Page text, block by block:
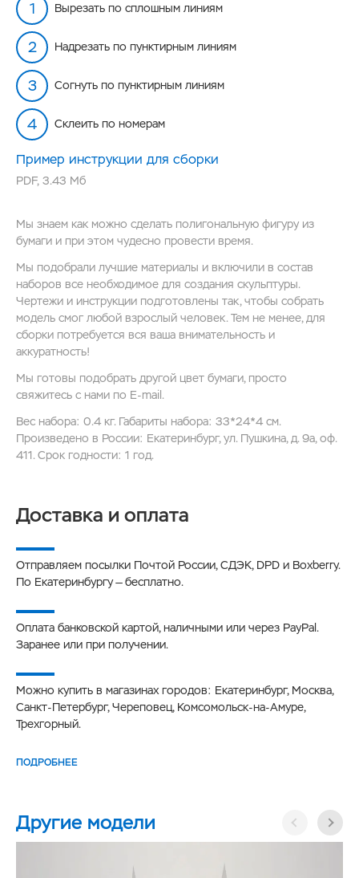
Вырезать по сплошным линиям
Надрезать по пунктирным линиям
Согнуть по пунктирным линиям
Склеить по номерам
Пример инструкции для сборки
PDF, 3.43 Мб
Мы знаем как можно сделать полигональную фигуру из
бумаги и при этом чудесно провести время.
Мы подобрали лучшие материалы и включили в состав
наборов все необходимое для создания скульптуры.
Чертежи и инструкции подготовлены так, чтобы собрать
модель смог любой взрослый человек. Тем не менее, для
сборки потребуется вся ваша внимательность и
аккуратность!
Мы готовы подобрать другой цвет бумаги, просто
свяжитесь с нами по E-mail.
Вес набора: 0.4 кг. Габариты набора: 33*24*4 см.
Произведено в России: Екатеринбург, ул. Пушкина, д. 9а, оф.
411. Срок годности: 1 год.
Доставка и оплата
Отправляем посылки Почтой России, СДЭК, DPD и Boxberry.
По Екатеринбургу — бесплатно.
Оплата банковской картой, наличными или через PayPal.
Заранее или при получении.
Можно купить в магазинах городов: Екатеринбург, Москва,
Санкт-Петербург, Череповец, Комсомольск-на-Амуре,
Трехгорный.
ПОДРОБНЕЕ
Другие модели